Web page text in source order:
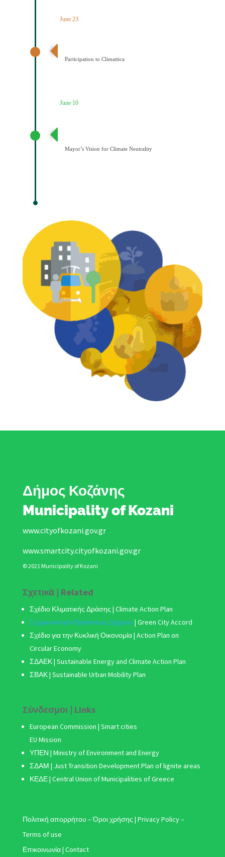
June 23
Participation to Climattica
June 10
Mayor’s Vision for Climate Neutrality
Δήμος Κοζάνης
Municipality of Kozani
www.cityofkozani.gov.gr
www.smartcity.cityofkozani.gov.gr
© 2021 Municipality of Kozani
Σχετικά | Related
Σχέδιο Κλιματικής Δράσης | Climate Action Plan
Συμφωνία για Πράσινους Δήμους | Green City Accord
Σχέδιο για την Κυκλική Οικονομία | Action Plan on
Circular Economy
ΣΔΑΕΚ | Sustainable Energy and Climate Action Plan
ΣΒΑΚ| Sustainable Urban Mobility Plan
Σύνδεσμοι | Links
European Commission | Smart cities
EU Mission
ΥΠΕΝ | Ministry of Environment and Energy
ΣΔΑΜ | Just Transition Development Plan of lignite areas
ΚΕΔΕ | Central Union of Municipalities of Greece
Πολιτική απορρήτου – Όροι χρήσης | Privacy Policy –
Terms of use
Επικοινωνία | Contact